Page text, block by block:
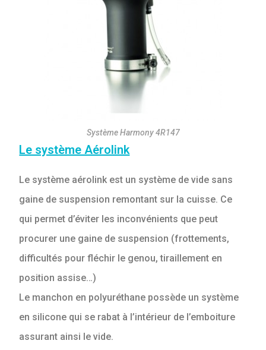
Système Harmony 4R147
Le système Aérolink
Le système aérolink est un système de vide sans
gaine de suspension remontant sur la cuisse. Ce
qui permet d’éviter les inconvénients que peut
procurer une gaine de suspension (frottements,
difficultés pour fléchir le genou, tiraillement en
position assise…)
Le manchon en polyuréthane possède un système
en silicone qui se rabat à l’intérieur de l’emboiture
assurant ainsi le vide.